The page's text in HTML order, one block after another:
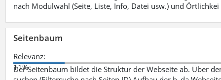
nach Modulwahl (Seite, Liste, Info, Datei usw.) und Örtlichkei
Seitenbaum
Relevanz:
11%
Der Seitenbaum bildet die Struktur der Webseite ab. Über